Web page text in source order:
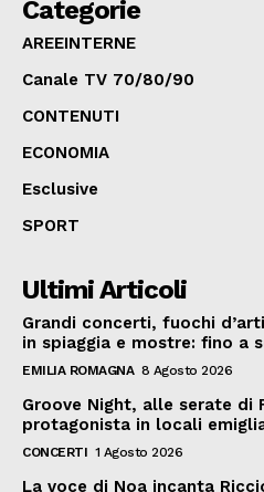
Categorie
AREEINTERNE
Canale TV 70/80/90
CONTENUTI
ECONOMIA
Esclusive
SPORT
Ultimi Articoli
Grandi concerti, fuochi
in spiaggia e mostre: fino a
EMILIA ROMAGNA 8 Agosto 2026
Groove Night, alle serate di
protagonista in locali
CONCERTI 1 Agosto 2026
La voce di Noa incanta